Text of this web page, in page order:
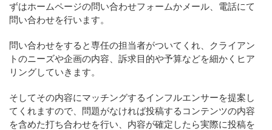
ずはホームページの問い合わせフォームかメール、電話にて
問い合わせを行います。
問い合わせをすると専任の担当者がついてくれ、クライアン
トのニーズや企画の内容、訴求目的や予算などを細かくヒア
リングしていきます。
そしてその内容にマッチングするインフルエンサーを提案し
てくれますので、問題がなければ投稿するコンテンツの内容
を含めた打ち合わせを行い、内容が確定したら実際に投稿を